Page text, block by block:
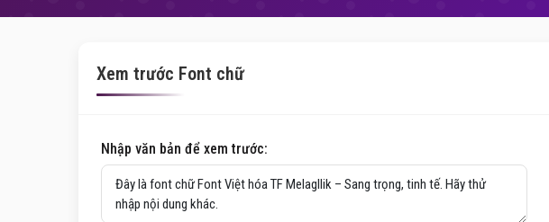
Xem trước Font chữ
Nhập văn bản để xem trước: